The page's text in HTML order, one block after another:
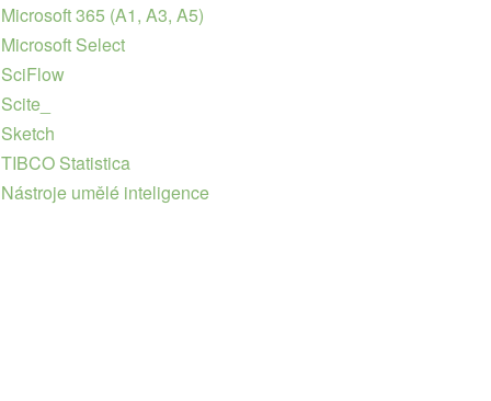
Microsoft 365 (A1, A3, A5)
Microsoft Select
SciFlow
Scite_
Sketch
TIBCO Statistica
Nástroje umělé inteligence